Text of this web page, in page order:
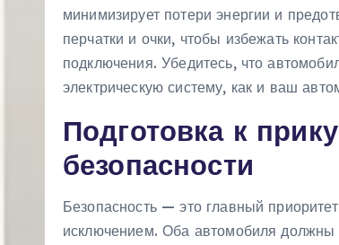
минимизирует потери энергии и
перчатки и очки, чтобы избежать
подключения. Убедитесь, что
электрическую систему, как и ваш
Подготовка к
безопасности
Безопасность — это главный
исключением. Оба автомобиля